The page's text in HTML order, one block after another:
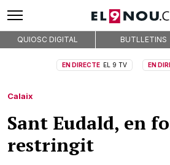
QUIOSC DIGITAL BUTLLETINS
EN DIRECTE EL 9 TV EN
Calaix
Sant Eudald, en
restringit